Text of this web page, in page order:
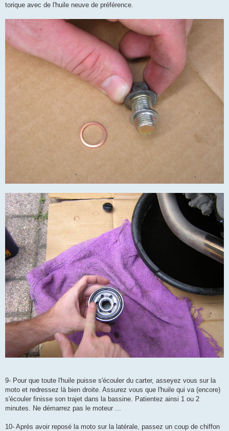
torique avec de l'huile neuve de préférence.
9- Pour que toute l'huile puisse s'écouler du carter, asseyez vous sur la
moto et redressez là bien droite. Assurez vous que l'huile qui va (encore)
s'écouler finisse son trajet dans la bassine. Patientez ainsi 1 ou 2
minutes. Ne démarrez pas le moteur ...
10- Après avoir reposé la moto sur la latérale, passez un coup de chiffon